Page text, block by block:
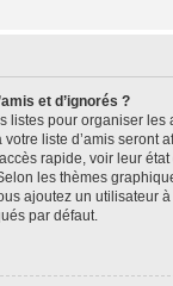
et d’ignorés ?
listes pour organiser les
liste d’amis seront
rapide, voir leur
les thèmes
ajoutez un utilisateur
par défaut.